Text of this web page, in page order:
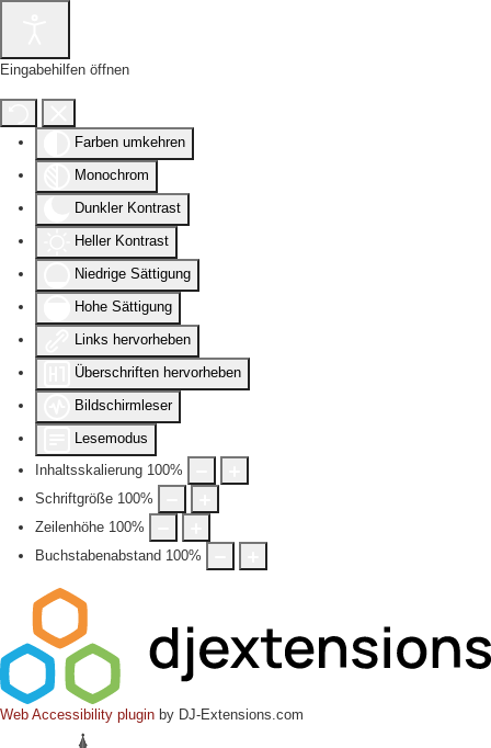
Eingabehilfen öffnen
Farben umkehren
Monochrom
Dunkler Kontrast
Heller Kontrast
Niedrige Sättigung
Hohe Sättigung
Links hervorheben
Überschriften hervorheben
Bildschirmleser
Lesemodus
Inhaltsskalierung 100%
Schriftgröße 100%
Zeilenhöhe 100%
Buchstabenabstand 100%
Web Accessibility plugin by DJ-Extensions.com